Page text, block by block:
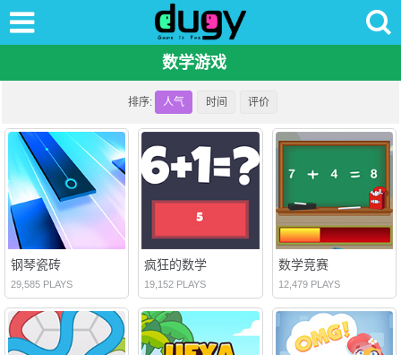
数学游戏
排序: 人气 时间 评价
钢琴瓷砖
29,585 PLAYS
疯狂的数学
19,152 PLAYS
数学竞赛
12,479 PLAYS